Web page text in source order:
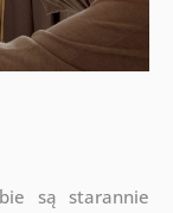
są starannie